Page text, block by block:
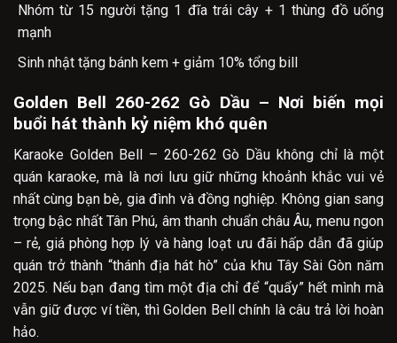
Nhóm từ 15 người tặng 1 đĩa trái cây + 1 thùng đồ uống
mạnh
Sinh nhật tặng bánh kem + giảm 10% tổng bill
Golden Bell 260-262 Gò Dầu – Nơi biến mọi
buổi hát thành kỷ niệm khó quên
Karaoke Golden Bell – 260-262 Gò Dầu không chỉ là một
quán karaoke, mà là nơi lưu giữ những khoảnh khắc vui vẻ
nhất cùng bạn bè, gia đình và đồng nghiệp. Không gian sang
trọng bậc nhất Tân Phú, âm thanh chuẩn châu Âu, menu ngon
– rẻ, giá phòng hợp lý và hàng loạt ưu đãi hấp dẫn đã giúp
quán trở thành “thánh địa hát hò” của khu Tây Sài Gòn năm
2025. Nếu bạn đang tìm một địa chỉ để “quẩy” hết mình mà
vẫn giữ được ví tiền, thì Golden Bell chính là câu trả lời hoàn
hảo.